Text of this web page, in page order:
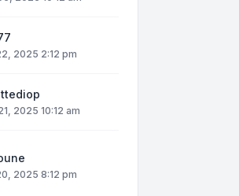
2025 2:12 pm
2025 10:12 am
2025 8:12 pm